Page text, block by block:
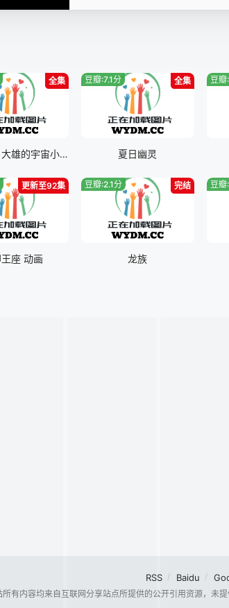
第46集 第47集
第49集
全集
哆啦A梦：大雄的宇宙小战争2021
全集
豆瓣:7.1分
夏日幽灵
豆
更新至92集
座 动画
完结
豆瓣:2.1分
龙族
豆
RSS Baidu
有内容均来自互联网分享站点所提供的公开引用资源，未提